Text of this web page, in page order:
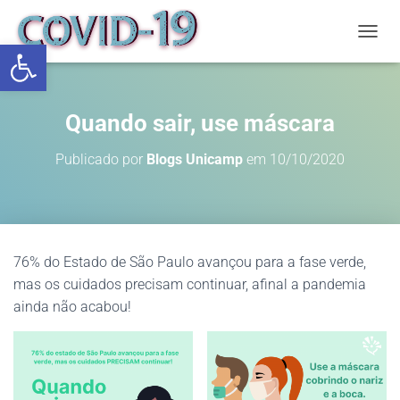
Abrir a barra de ferramentas
Quando sair, use máscara
Publicado por Blogs Unicamp em 10/10/2020
76% do Estado de São Paulo avançou para a fase verde,
mas os cuidados precisam continuar, afinal a pandemia
ainda não acabou!